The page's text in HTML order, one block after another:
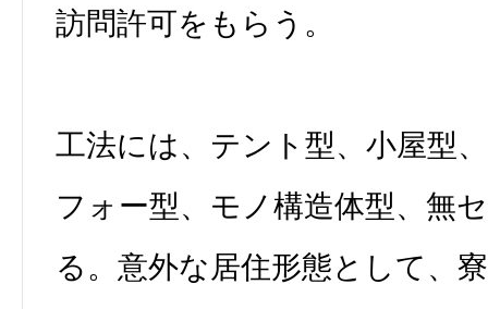
訪問許可をもらう。
工法には、テント型、小屋型
フォー型、モノ構造体型、無
る。意外な居住形態として、